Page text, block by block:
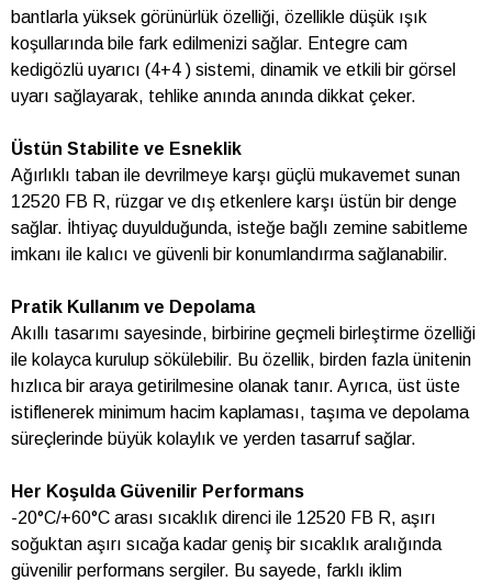
bantlarla yüksek görünürlük özelliği, özellikle düşük ışık
koşullarında bile fark edilmenizi sağlar. Entegre cam
kedigözlü uyarıcı (4+4 ) sistemi, dinamik ve etkili bir görsel
uyarı sağlayarak, tehlike anında anında dikkat çeker.
Üstün Stabilite ve Esneklik
Ağırlıklı taban ile devrilmeye karşı güçlü mukavemet sunan
12520 FB R, rüzgar ve dış etkenlere karşı üstün bir denge
sağlar. İhtiyaç duyulduğunda, isteğe bağlı zemine sabitleme
imkanı ile kalıcı ve güvenli bir konumlandırma sağlanabilir.
Pratik Kullanım ve Depolama
Akıllı tasarımı sayesinde, birbirine geçmeli birleştirme özelliği
ile kolayca kurulup sökülebilir. Bu özellik, birden fazla ünitenin
hızlıca bir araya getirilmesine olanak tanır. Ayrıca, üst üste
istiflenerek minimum hacim kaplaması, taşıma ve depolama
süreçlerinde büyük kolaylık ve yerden tasarruf sağlar.
Her Koşulda Güvenilir Performans
-20°C/+60°C arası sıcaklık direnci ile 12520 FB R, aşırı
soğuktan aşırı sıcağa kadar geniş bir sıcaklık aralığında
güvenilir performans sergiler. Bu sayede, farklı iklim